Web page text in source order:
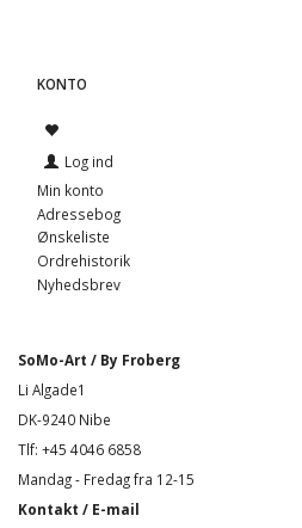
KONTO
Log ind
Min konto
Adressebog
Ønskeliste
Ordrehistorik
Nyhedsbrev
SoMo-Art / By Froberg
Li Algade1
DK-9240 Nibe
Tlf: +45 4046 6858
Mandag - Fredag fra 12-15
Kontakt / E-mail